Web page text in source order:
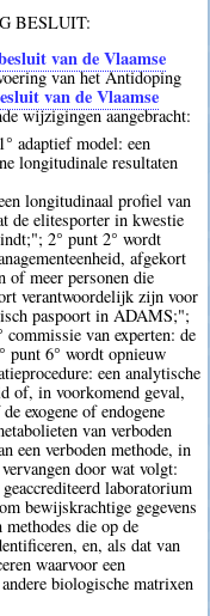
BESLUIT:
van de Vlaamse
van het Antidoping
van de Vlaamse
wijzigingen aangebracht:
adaptief model: een
longitudinale resultaten
longitudinaal profiel van
de elitesporter in kwestie
2° punt 2° wordt
afgekort
of meer personen die
verantwoordelijk zijn voor
paspoort in ADAMS;";
van experten: de
punt 6° wordt opnieuw
een analytische
of, in voorkomend geval,
exogene of endogene
van verboden
een verboden methode, in
door wat volgt:
laboratorium
bewijskrachtige gegevens
die op de
en, als dat van
waarvoor een
biologische matrixen